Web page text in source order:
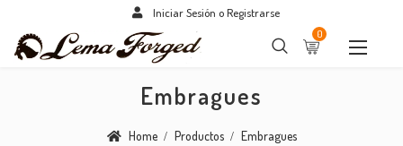
Iniciar Sesión o Registrarse
0
Embragues
Home Productos Embragues